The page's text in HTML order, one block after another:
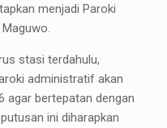
menjadi Paroki
stasi terdahulu,
administratif akan
agar bertepatan dengan
ini diharapkan